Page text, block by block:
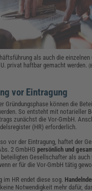
als auch die
privat haftbar gemacht werden.
vor Eintragung
Gründungsphase können die
So entsteht mit notarieller
zunächst die Vor-GmbH.
(HR) erforderlich.
vor der Eintragung, haftet der
2 GmbHG persönlich und
Gesellschafter als auch
er für die Vor-GmbH tätig
im HR endet diese sog.
Notwendigkeit mehr dafür,